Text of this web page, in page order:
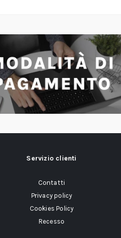
Servizio clienti
Contatti
Privacy policy
Cookies Policy
Recesso